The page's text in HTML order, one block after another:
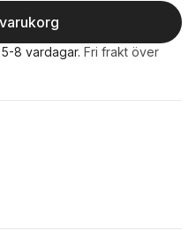
5-8 vardagar. Fri frakt över